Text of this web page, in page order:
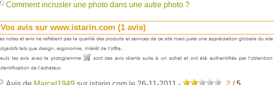
Comment incruster une photo dans une autre photo ?
Vos avis sur www.istarin.com (1 avis)